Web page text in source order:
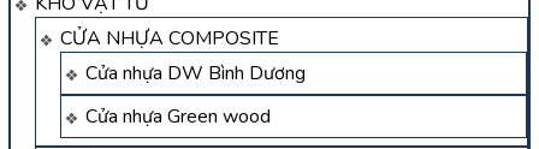
CỬA NHỰA COMPOSITE
Cửa nhựa DW Bình Dương
Cửa nhựa Green wood